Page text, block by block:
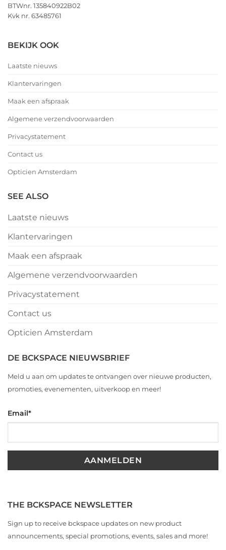
BTWnr. 135840922B02
Kvk nr. 63485761
BEKIJK OOK
Laatste nieuws
Klantervaringen
Maak een afspraak
Algemene verzendvoorwaarden
Privacystatement
Contact us
Opticien Amsterdam
SEE ALSO
Laatste nieuws
Klantervaringen
Maak een afspraak
Algemene verzendvoorwaarden
Privacystatement
Contact us
Opticien Amsterdam
DE BCKSPACE NIEUWSBRIEF
Meld u aan om updates te ontvangen over nieuwe producten,
promoties, evenementen, uitverkoop en meer!
Email*
THE BCKSPACE NEWSLETTER
Sign up to receive bckspace updates on new product
announcements, special promotions, events, sales and more!